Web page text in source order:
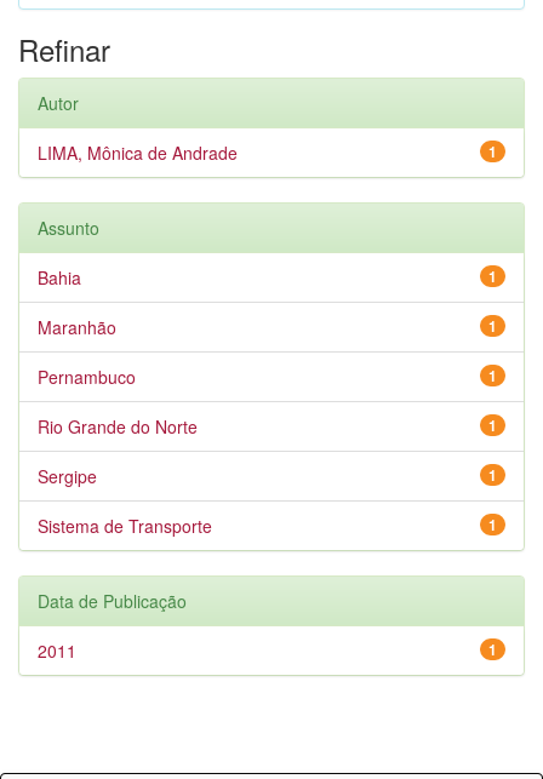
Refinar
Autor
1
LIMA, Mônica de Andrade
Assunto
1
Bahia
1
Maranhão
1
Pernambuco
1
Rio Grande do Norte
1
Sergipe
1
Sistema de Transporte
Data de Publicação
1
2011